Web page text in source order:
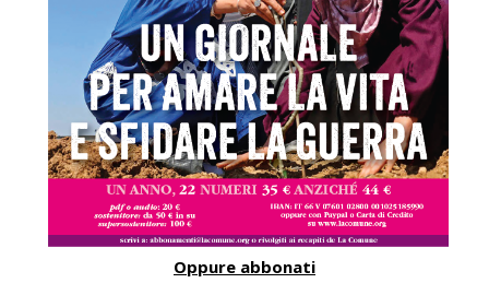
Oppure abbonati